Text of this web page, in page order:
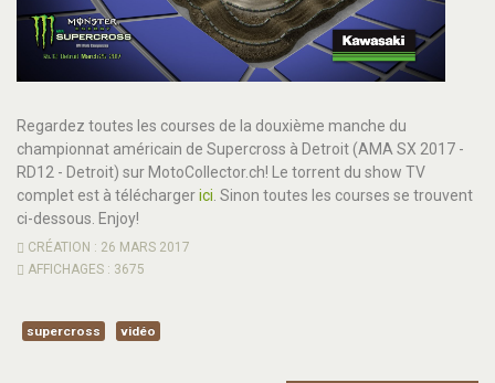
Regardez toutes les courses de la douxième manche du
championnat américain de Supercross à Detroit (AMA SX 2017 -
RD12 - Detroit) sur MotoCollector.ch! Le torrent du show TV
complet est à téléchargerici. Sinon toutes les courses se trouvent
ci-dessous. Enjoy!
CRÉATION : 26 MARS 2017
AFFICHAGES : 3675
supercross vidéo